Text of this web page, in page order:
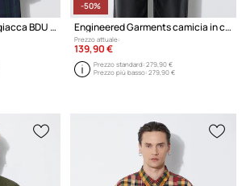
Engineered Garments giacca BDU Jacket
-50%
Engineered Garments camicia in cotone Popover BD
Prezzo attuale:
139,90 €
Prezzo standard:279,90 €
Prezzo più basso:279,90 €